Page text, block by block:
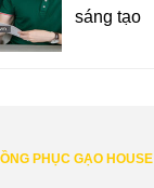
sáng tạo
PHỤC GẠO HOUSE